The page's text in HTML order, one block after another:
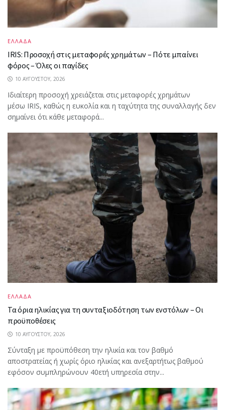
ΕΛΛΑΔΑ
IRIS: Προσοχή στις μεταφορές χρημάτων – Πότε μπαίνει
φόρος – Όλες οι παγίδες
10 ΑΥΓΟΎΣΤΟΥ, 2026
Ιδιαίτερη προσοχή χρειάζεται στις μεταφορές χρημάτων
μέσω IRIS, καθώς η ευκολία και η ταχύτητα της συναλλαγής δεν
σημαίνει ότι κάθε μεταφορά...
ΕΛΛΑΔΑ
Τα όρια ηλικίας για τη συνταξιοδότηση των ενστόλων – Οι
προϋποθέσεις
10 ΑΥΓΟΎΣΤΟΥ, 2026
Σύνταξη με προϋπόθεση την ηλικία και τον βαθμό
αποστρατείας ή χωρίς όριο ηλικίας και ανεξαρτήτως βαθμού
εφόσον συμπληρώνουν 40ετή υπηρεσία στην...